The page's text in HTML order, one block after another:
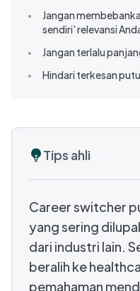
Jangan
sendiri' relevansi
Jangan terlalu
Hindari terkesan
Tips ahli
Career switcher
yang sering
dari industri lain.
beralih ke
pemahaman